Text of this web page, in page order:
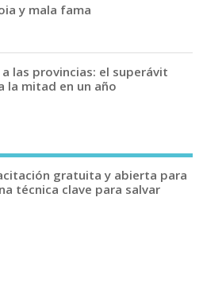
y mala fama
las provincias: el superávit
la mitad en un año
gratuita y abierta para
técnica clave para salvar